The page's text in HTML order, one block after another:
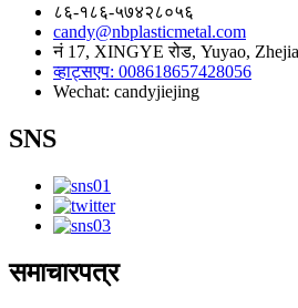
८६-१८६-५७४२८०५६
candy@nbplasticmetal.com
नं 17, XINGYE रोड, Yuyao,
व्हाट्सएप: 008618657428056
Wechat: candyjiejing
SNS
समाचारपत्र